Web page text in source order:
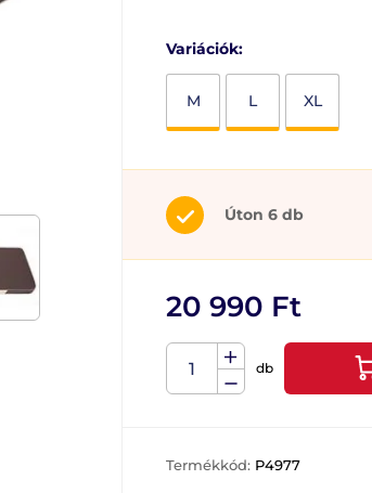
Variációk:
M L XL
Úton 6 db
20 990 Ft
db
Termékkód: P4977